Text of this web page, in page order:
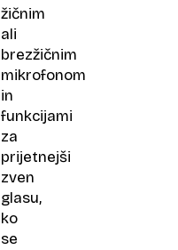
žičnim
ali
brezžičnim
mikrofonom
in
funkcijami
za
prijetnejši
zven
glasu,
ko
se